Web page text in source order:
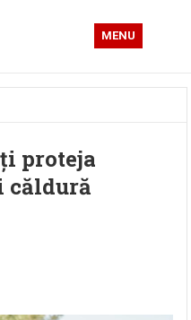
MENU
proteja
căldură